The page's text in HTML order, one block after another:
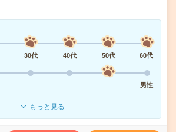
30代 40代 50代
60代
男性
もっと見る